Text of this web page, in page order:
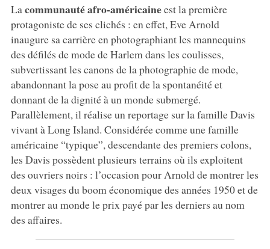
Lacommunauté afro-américaineest la première
protagoniste de ses clichés : en effet, Eve Arnold
inaugure sa carrière en photographiant les mannequins
des défilés de mode de Harlem dans les coulisses,
subvertissant les canons de la photographie de mode,
abandonnant la pose au profit de la spontanéité et
donnant de la dignité à un monde submergé.
Parallèlement, il réalise un reportage sur la famille Davis
vivant à Long Island. Considérée comme une famille
américaine “typique”, descendante des premiers colons,
les Davis possèdent plusieurs terrains où ils exploitent
des ouvriers noirs : l’occasion pour Arnold de montrer les
deux visages du boom économique des années 1950 et de
montrer au monde le prix payé par les derniers au nom
des affaires.